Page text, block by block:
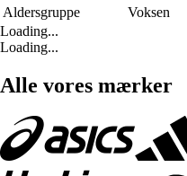
Aldersgruppe
Voksen
Loading...
Loading...
Alle vores mærker